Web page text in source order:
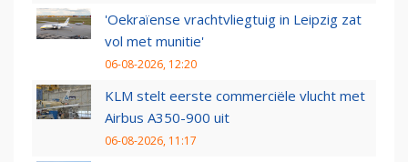
'Oekraïense vrachtvliegtuig in Leipzig zat
vol met munitie'
06-08-2026, 12:20
KLM stelt eerste commerciële vlucht met
Airbus A350-900 uit
06-08-2026, 11:17